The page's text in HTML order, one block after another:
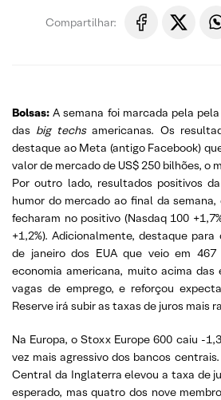
Compartilhar:
Bolsas: A semana foi marcada pela
das big techsamericanas. Os
destaque ao Meta (antigo Facebook)
valor de mercado de US$ 250 bilhões, o
Por outro lado, resultados positivos
humor do mercado ao final da
fecharam no positivo (Nasdaq 100
+1,2%). Adicionalmente, destaque
de janeiro dos EUA que veio em
economia americana, muito acima
vagas de emprego, e reforçou
Reserve irá subir as taxas de juros mais
Na Europa, o Stoxx Europe 600 caiu -
vez mais agressivo dos bancos
Central da Inglaterra elevou a taxa de
esperado, mas quatro dos nove